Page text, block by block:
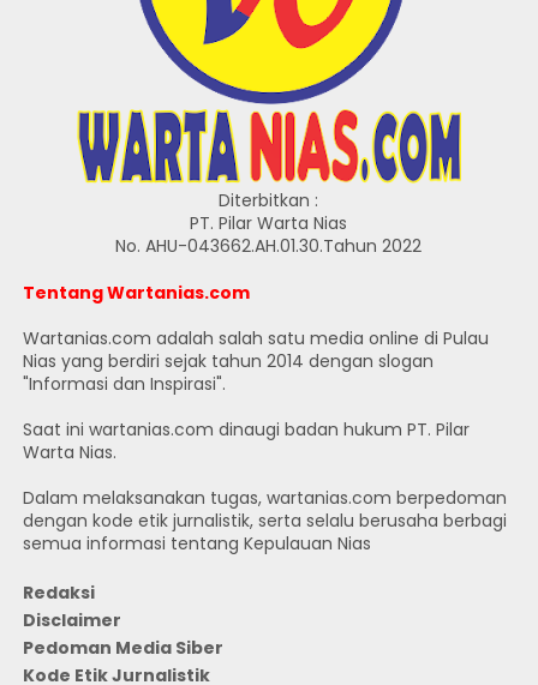
Diterbitkan :
PT. Pilar Warta Nias
No. AHU-043662.AH.01.30.Tahun 2022
Tentang Wartanias.com
Wartanias.com adalah salah satu media online di Pulau
Nias yang berdiri sejak tahun 2014 dengan slogan
"Informasi dan Inspirasi".
Saat ini wartanias.com dinaugi badan hukum PT. Pilar
Warta Nias.
Dalam melaksanakan tugas, wartanias.com berpedoman
dengan kode etik jurnalistik, serta selalu berusaha berbagi
semua informasi tentang Kepulauan Nias
Redaksi
Disclaimer
Pedoman Media Siber
Kode Etik Jurnalistik